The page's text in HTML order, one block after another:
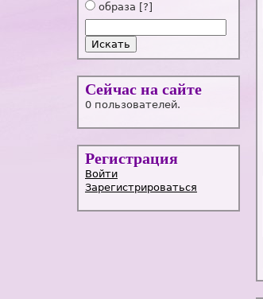
образа [?]
Сейчас на сайте
0 пользователей.
Регистрация
Войти
Зарегистрироваться